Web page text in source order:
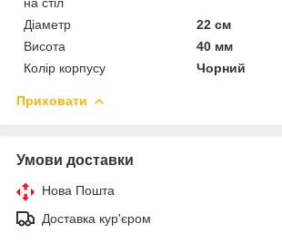
Діаметр
22 см
Висота
40 мм
Колір корпусу
Чорний
Приховати
Умови доставки
Нова Пошта
Доставка кур'єром